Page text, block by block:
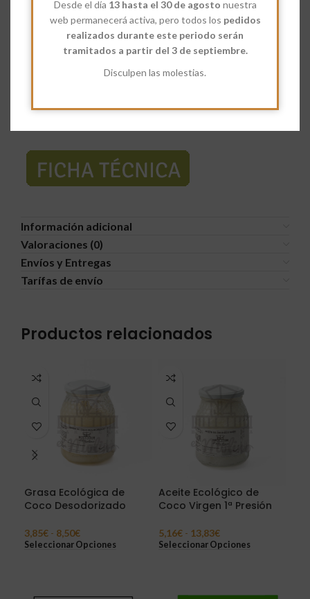
Desde el día 13 hasta el 30 de agosto nuestra
web permanecerá activa, pero todos los pedidos
realizados durante este periodo serán
tramitados a partir del 3 de septiembre.
Disculpen las molestias.
Descripción
integral de grano de trigo duro ecológico.
Información adicional
Valoraciones (0)
Envíos y Entregas
Tarífas de envío
Productos relacionados
Grasa Ecológica de
Coco Desodorizado
3,85€ - 8,50€
Seleccionar Opciones
Aceite Ecológico de
Coco Virgen 1ª Presión
5,16€ - 13,83€
Seleccionar Opciones